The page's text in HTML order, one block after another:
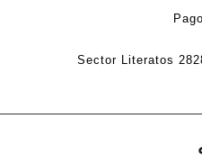
Sector Literatos 28